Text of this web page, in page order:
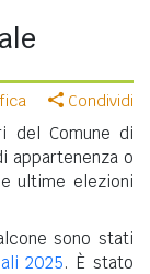
Condividi
del Comune di
appartenenza o
ultime elezioni
sono stati
2025. È stato